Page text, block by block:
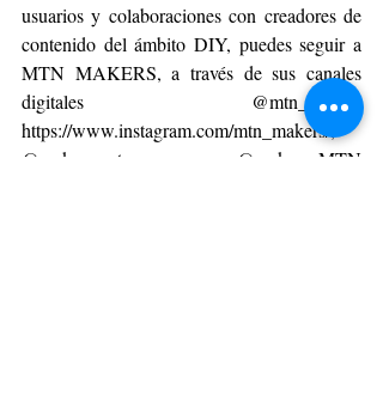
usuarios y colaboraciones con creadores de
contenido del ámbito DIY, puedes seguir a
MTN MAKERS, a través de sus canales
digitales @mtn_makers
https://www.instagram.com/mtn_makers/